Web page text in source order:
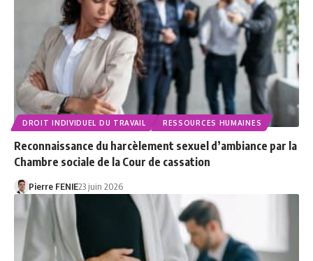
DROIT INDIVIDUEL DU TRAVAIL RESSOURCES HUMAINES
Reconnaissance du harcèlement sexuel d’ambiance par la
Chambre sociale de la Cour de cassation
Pierre FENIE23 juin 2026